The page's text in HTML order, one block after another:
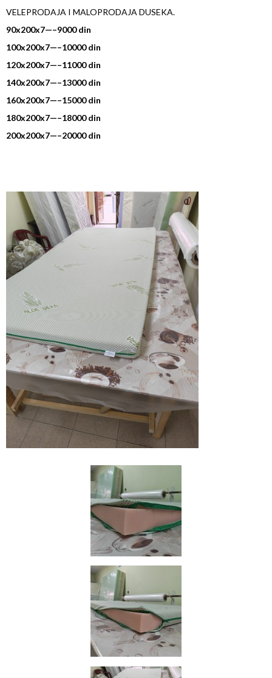
VELEPRODAJA I MALOPRODAJA DUSEKA.
90x200x7—–9000 din
100x200x7—–10000 din
120x200x7—–11000 din
140x200x7—–13000 din
160x200x7—–15000 din
180x200x7—–18000 din
200x200x7—–20000 din